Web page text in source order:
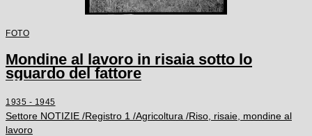
FOTO
Mondine al lavoro in risaia sotto lo
sguardo del fattore
1935 - 1945
Settore NOTIZIE /Registro 1 /Agricoltura /Riso, risaie, mondine al
lavoro